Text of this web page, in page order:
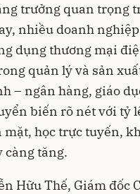
trưởng quan trọng
nhiều doanh
dụng thương mại
quản lý và sản
– ngân hàng, giáo
biến rõ nét với tỷ
học trực tuyến,
càng tăng.
Hữu Thế, Giám đốc